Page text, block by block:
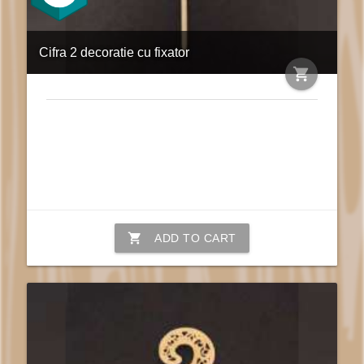
Cifra 2 decoratie cu fixator
shopping_cart
shopping_cart ADD TO CART